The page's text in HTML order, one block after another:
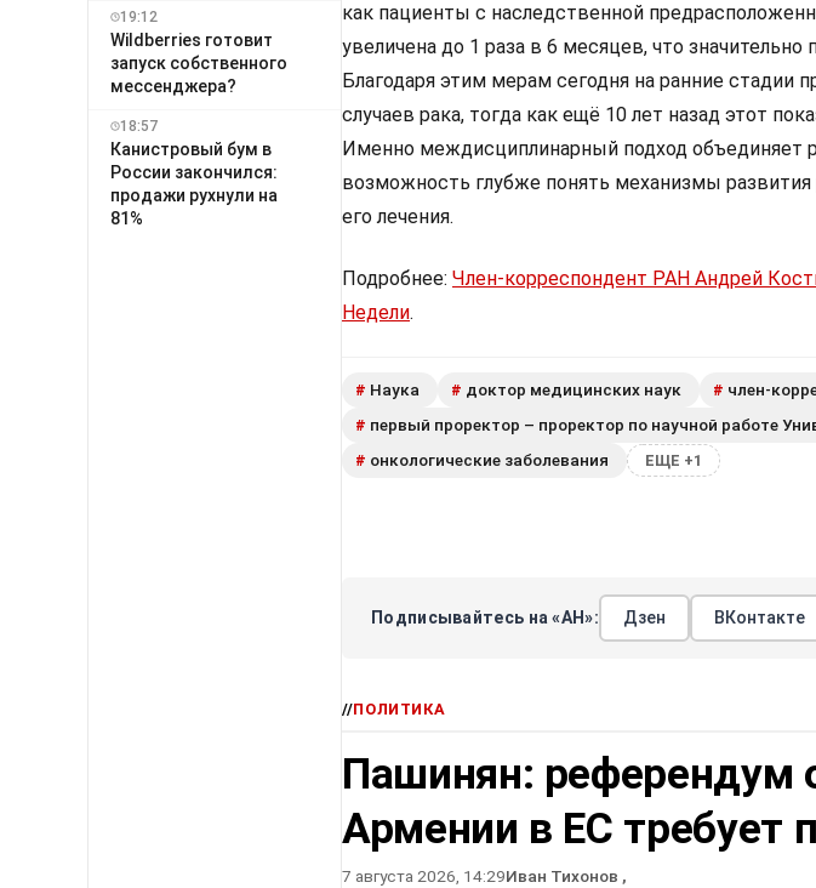
19:12
Wildberries готовит
запуск собственного
мессенджера?
18:57
Канистровый бум в
России закончился:
продажи рухнули на
81%
как пациенты с наследственной
увеличена до 1 раза в 6 месяцев, что
Благодаря этим мерам сегодня на ранние стадии
случаев рака, тогда как ещё 10 лет назад этот
Именно междисциплинарный подход объединяет
возможность глубже понять механизмы
его лечения.
Подробнее: Член-корреспондент РАН Андрей
Недели.
# Наука # доктор медицинских наук # член-
# первый проректор – проректор по научной работе
# онкологические заболевания ЕЩЕ +1
Подписывайтесь на «АН»: Дзен ВКонтакте
//ПОЛИТИКА
Пашинян: референдум
Армении в ЕС требует
7 августа 2026, 14:29Иван Тихонов ,